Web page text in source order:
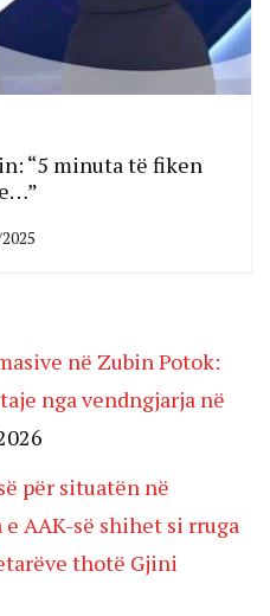
“5 minuta të fiken
në Zubin Potok:
nga vendngjarja në
për situatën në
AAK-së shihet si rruga
thotë Gjini